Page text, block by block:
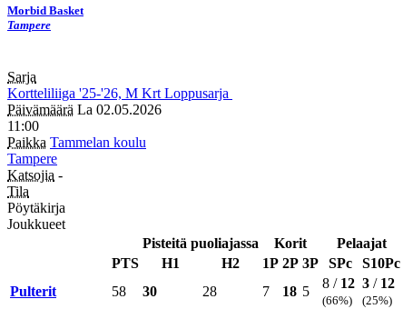
Morbid Basket
Tampere
Sarja
Kortteliliiga '25-'26, M Krt Loppusarja
Päivämäärä La 02.05.2026
11:00
Paikka Tammelan koulu
Tampere
Katsojia -
Tila
Pöytäkirja
Joukkueet
Pisteitä puoliajassa
Korit Pelaajat
PTS
H1 H2 1P 2P 3P SPc S10Pc
Pulterit
58 30 28 7 18 5
8 / 12
(66%)
3 / 12
(25%)